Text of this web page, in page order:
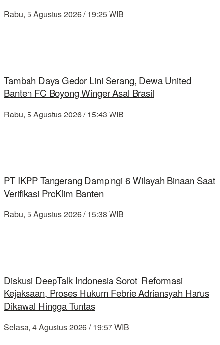
Rabu, 5 Agustus 2026 / 19:25 WIB
Tambah Daya Gedor Lini Serang, Dewa United
Banten FC Boyong Winger Asal Brasil
Rabu, 5 Agustus 2026 / 15:43 WIB
PT IKPP Tangerang Dampingi 6 Wilayah Binaan Saat
Verifikasi ProKlim Banten
Rabu, 5 Agustus 2026 / 15:38 WIB
Diskusi DeepTalk Indonesia Soroti Reformasi
Kejaksaan, Proses Hukum Febrie Adriansyah Harus
Dikawal Hingga Tuntas
Selasa, 4 Agustus 2026 / 19:57 WIB